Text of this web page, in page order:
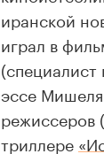
иранской
играл в
эссе
режиссеров
триллере